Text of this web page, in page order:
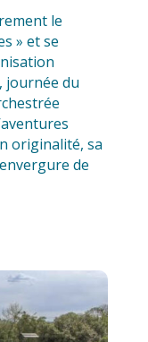
le
» et se
journée du
originalité, sa
de